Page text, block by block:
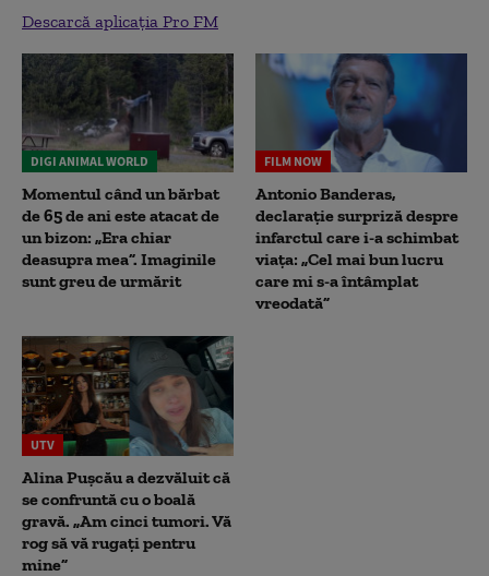
Descarcă aplicația Pro FM
DIGI ANIMAL WORLD
Momentul când un bărbat
de 65 de ani este atacat de
un bizon: „Era chiar
deasupra mea”. Imaginile
sunt greu de urmărit
FILM NOW
Antonio Banderas,
declarație surpriză despre
infarctul care i-a schimbat
viața: „Cel mai bun lucru
care mi s-a întâmplat
vreodată”
UTV
Alina Pușcău a dezvăluit că
se confruntă cu o boală
gravă. „Am cinci tumori. Vă
rog să vă rugați pentru
mine”